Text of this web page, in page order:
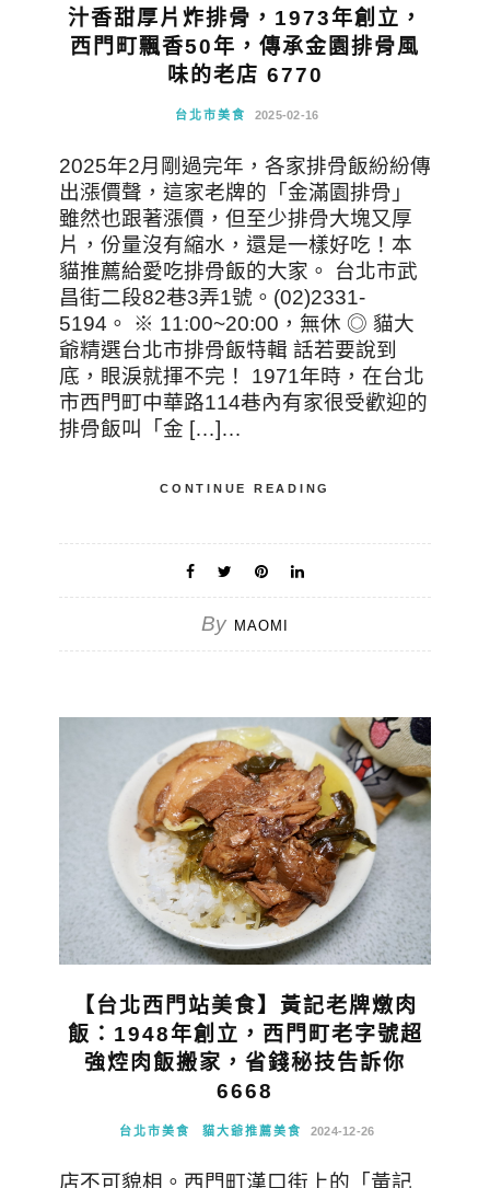
汁香甜厚片炸排骨，1973年創立，
西門町飄香50年，傳承金園排骨風
味的老店 6770
台北市美食 2025-02-16
2025年2月剛過完年，各家排骨飯紛紛傳
出漲價聲，這家老牌的「金滿園排骨」
雖然也跟著漲價，但至少排骨大塊又厚
片，份量沒有縮水，還是一樣好吃！本
貓推薦給愛吃排骨飯的大家。 台北市武
昌街二段82巷3弄1號。(02)2331-
5194。 ※ 11:00~20:00，無休 ◎ 貓大
爺精選台北市排骨飯特輯 話若要說到
底，眼淚就揮不完！ 1971年時，在台北
市西門町中華路114巷內有家很受歡迎的
排骨飯叫「金 […]…
CONTINUE READING
By MAOMI
【台北西門站美食】黃記老牌燉肉
飯：1948年創立，西門町老字號超
強焢肉飯搬家，省錢秘技告訴你
6668
台北市美食 貓大爺推薦美食 2024-12-26
店不可貌相。西門町漢口街上的「黃記